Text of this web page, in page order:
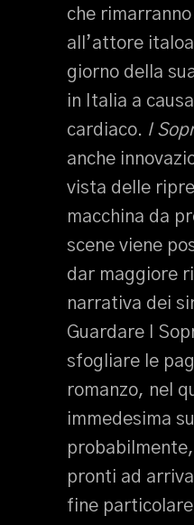
che
all’attore
giorno della
in Italia a
cardiaco. I
anche
vista delle
macchina da
scene viene
dar maggiore
narrativa dei
Guardare I
sfogliare le
romanzo, nel
immedesima
pronti ad
fine